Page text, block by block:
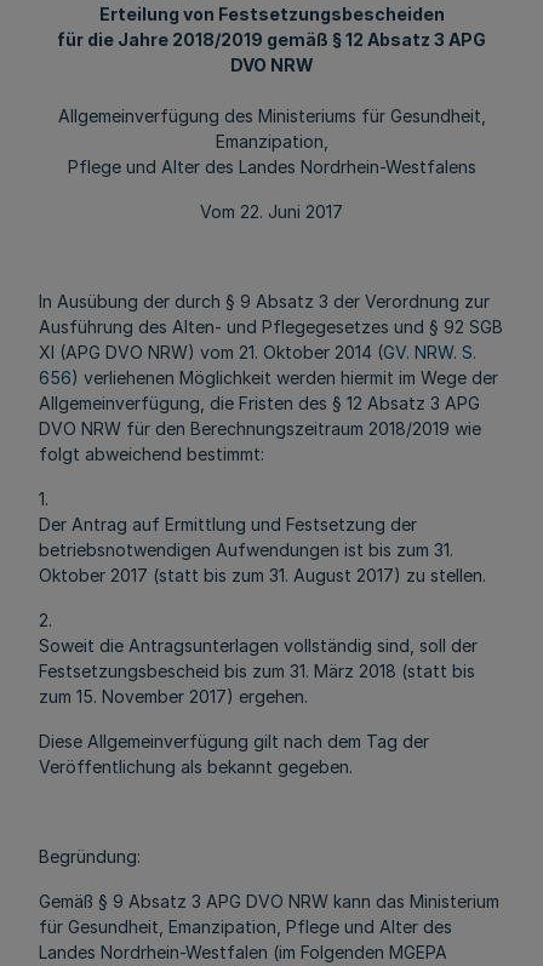
Erteilung von Festsetzungsbescheiden
für die Jahre 2018/2019 gemäß § 12 Absatz 3 APG
DVO NRW
Allgemeinverfügung des Ministeriums für Gesundheit,
Emanzipation,
Pflege und Alter des Landes Nordrhein-Westfalens
Vom 22. Juni 2017
In Ausübung der durch § 9 Absatz 3 der Verordnung zur
Ausführung des Alten- und Pflegegesetzes und § 92 SGB
XI (APG DVO NRW) vom 21. Oktober 2014 (GV. NRW. S.
656) verliehenen Möglichkeit werden hiermit im Wege der
Allgemeinverfügung, die Fristen des § 12 Absatz 3 APG
DVO NRW für den Berechnungszeitraum 2018/2019 wie
folgt abweichend bestimmt:
1.
Der Antrag auf Ermittlung und Festsetzung der
betriebsnotwendigen Aufwendungen ist bis zum 31.
Oktober 2017 (statt bis zum 31. August 2017) zu stellen.
2.
Soweit die Antragsunterlagen vollständig sind, soll der
Festsetzungsbescheid bis zum 31. März 2018 (statt bis
zum 15. November 2017) ergehen.
Diese Allgemeinverfügung gilt nach dem Tag der
Veröffentlichung als bekannt gegeben.
Begründung:
Gemäß § 9 Absatz 3 APG DVO NRW kann das Ministerium
für Gesundheit, Emanzipation, Pflege und Alter des
Landes Nordrhein-Westfalen (im Folgenden MGEPA